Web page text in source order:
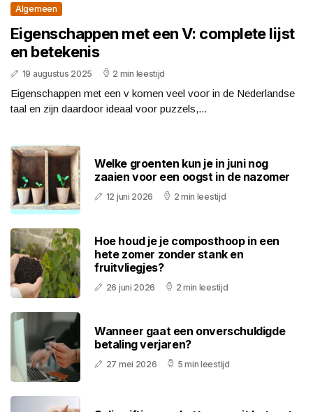
Algemeen
Eigenschappen met een V: complete lijst
en betekenis
19 augustus 2025 2 min leestijd
Eigenschappen met een v komen veel voor in de Nederlandse
taal en zijn daardoor ideaal voor puzzels,...
Welke groenten kun je in juni nog
zaaien voor een oogst in de nazomer
12 juni 2026 2 min leestijd
Hoe houd je je composthoop in een
hete zomer zonder stank en
fruitvliegjes?
26 juni 2026 2 min leestijd
Wanneer gaat een onverschuldigde
betaling verjaren?
27 mei 2026 5 min leestijd